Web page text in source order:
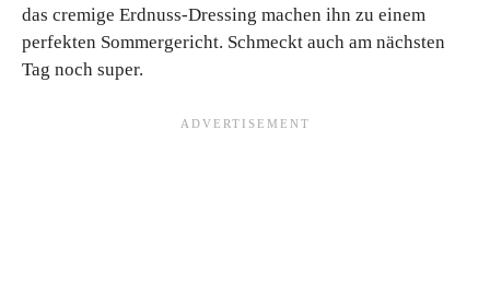
das cremige Erdnuss-Dressing machen ihn zu einem
perfekten Sommergericht. Schmeckt auch am nächsten
Tag noch super.